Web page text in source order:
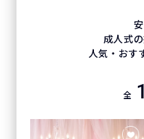
成人式
人気・おす
全